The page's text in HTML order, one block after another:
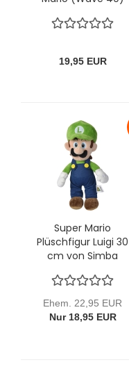
Egg
19,95 EUR
Super Mario
Plüschfigur Luigi 30
cm von Simba
Ehem. 22,95 EUR
Nur 18,95 EUR